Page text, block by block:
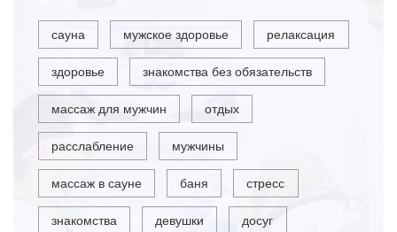
сауна мужское здоровье релаксация
здоровье знакомства без обязательств
массаж для мужчин отдых
расслабление мужчины
массаж в сауне баня стресс
знакомства девушки досуг